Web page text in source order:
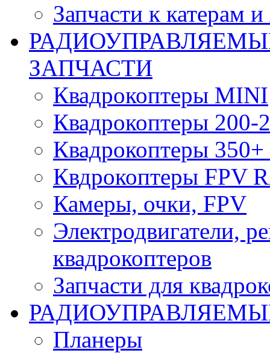
Запчасти к катерам
ЗАПЧАСТИ
Квадрокоптеры MINI
Квадрокоптеры 200-
Квадрокоптеры 350+
Квдрокоптеры FPV
Камеры, очки, FPV
Электродвигатели,
квадрокоптеров
Запчасти для
Планеры